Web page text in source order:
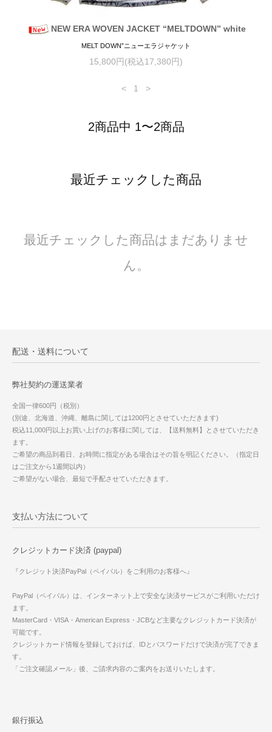
NEW ERA WOVEN JACKET “MELTDOWN” white
MELT DOWN”ニューエラジャケット
15,800円(税込17,380円)
< 1 >
2商品中 1〜2商品
最近チェックした商品
最近チェックした商品はまだありませ
ん。
配送・送料について
弊社契約の運送業者
全国一律600円（税別）
(別途、北海道、沖縄、離島に関しては1200円とさせていただきます)
税込11,000円以上お買い上げのお客様に関しては、【送料無料】とさせていただき
ます。
ご希望の商品到着日、お時間に指定がある場合はその旨を明記ください。（指定日
はご注文から1週間以内）
ご希望がない場合、最短で手配させていただきます。
支払い方法について
クレジットカード決済 (paypal)
『クレジット決済PayPal（ペイパル）をご利用のお客様へ』
PayPal（ペイパル）は、インターネット上で安全な決済サービスがご利用いただけ
ます。
MasterCard・VISA・American Express・JCBなど主要なクレジットカード決済が
可能です。
クレジットカード情報を登録しておけば、IDとパスワードだけで決済が完了できま
す。
「ご注文確認メール」後、ご請求内容のご案内をお送りいたします。
銀行振込